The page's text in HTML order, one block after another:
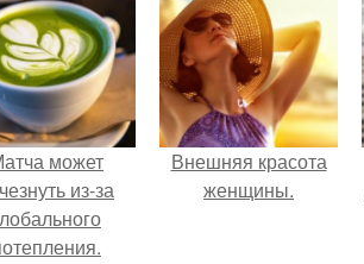
может
из-за
Внешняя красота
женщины.